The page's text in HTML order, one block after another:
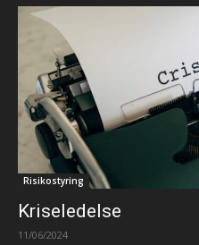
Risikostyring
Kriseledelse
11/06/2024